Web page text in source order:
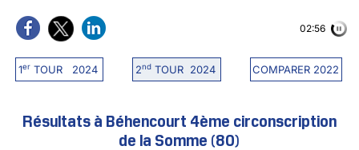
1erTOUR 2024 2ndTOUR 2024 COMPARER 2022
02:56
Résultats à Béhencourt 4ème circonscription
de la Somme (80)